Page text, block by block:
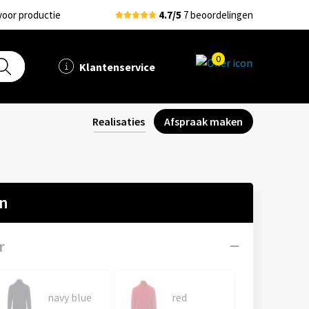
productie 4.7/5 7 beoordelingen
Klantenservice
0
Realisaties Afspraak maken
navy blue red